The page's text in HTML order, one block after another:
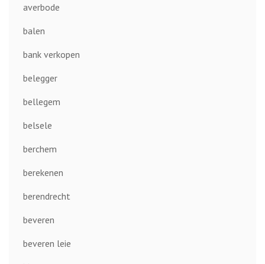
averbode
balen
bank verkopen
belegger
bellegem
belsele
berchem
berekenen
berendrecht
beveren
beveren leie